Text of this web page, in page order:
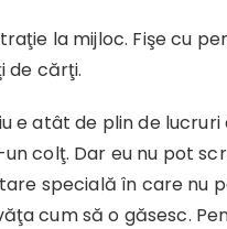
la mijloc. Fişe cu
de cărţi.
e atât de plin de
colţ. Dar eu nu pot
specială în care
cum să o găsesc.